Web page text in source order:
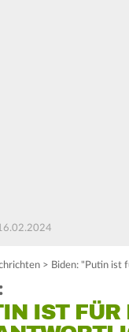
> Biden: "Putin ist
IST FÜR